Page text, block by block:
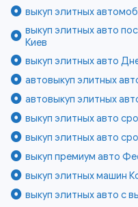
выкуп элитных
выкуп элитных авто
Киев
выкуп элитных авто
автовыкуп элитных
автовыкуп элитных
выкуп элитных авто
выкуп элитных авто
выкуп премиум авто
выкуп элитных машин
выкуп элитных авто с